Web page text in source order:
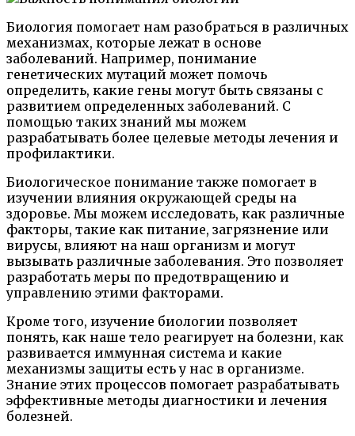
Биология помогает нам разобраться в различных
механизмах, которые лежат в основе
заболеваний. Например, понимание
генетических мутаций может помочь
определить, какие гены могут быть связаны с
развитием определенных заболеваний. С
помощью таких знаний мы можем
разрабатывать более целевые методы лечения и
профилактики.
Биологическое понимание также помогает в
изучении влияния окружающей среды на
здоровье. Мы можем исследовать, как различные
факторы, такие как питание, загрязнение или
вирусы, влияют на наш организм и могут
вызывать различные заболевания. Это позволяет
разработать меры по предотвращению и
управлению этими факторами.
Кроме того, изучение биологии позволяет
понять, как наше тело реагирует на болезни, как
развивается иммунная система и какие
механизмы защиты есть у нас в организме.
Знание этих процессов помогает разрабатывать
эффективные методы диагностики и лечения
болезней.